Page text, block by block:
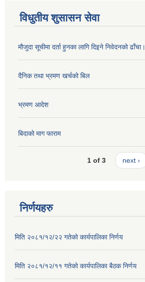
विधुतीय शुसासन सेवा
मौजुदा सूचीमा दर्ता हुनका लागि दिइने निवेदनको ढाँचा।
दैनिक तथा भ्रमण खर्चको बिल
भ्रमण आदेश
बिदाको माग फाराम
1 of 3 next ›
निर्णयहरु
मिति २०८१/१२/२२ गतेको कार्यपालिका निर्णय
मिति २०८१/१२/११ गतेको कार्यपालिका बैठक निर्णय